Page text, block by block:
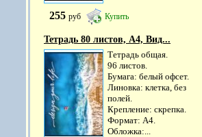
255 руб Купить
Тетрадь 80 листов, А4, Вид...
Тетрадь общая.
96 листов.
Бумага: белый офсет.
Линовка: клетка, без
полей.
Крепление: скрепка.
Формат: А4.
Обложка:...